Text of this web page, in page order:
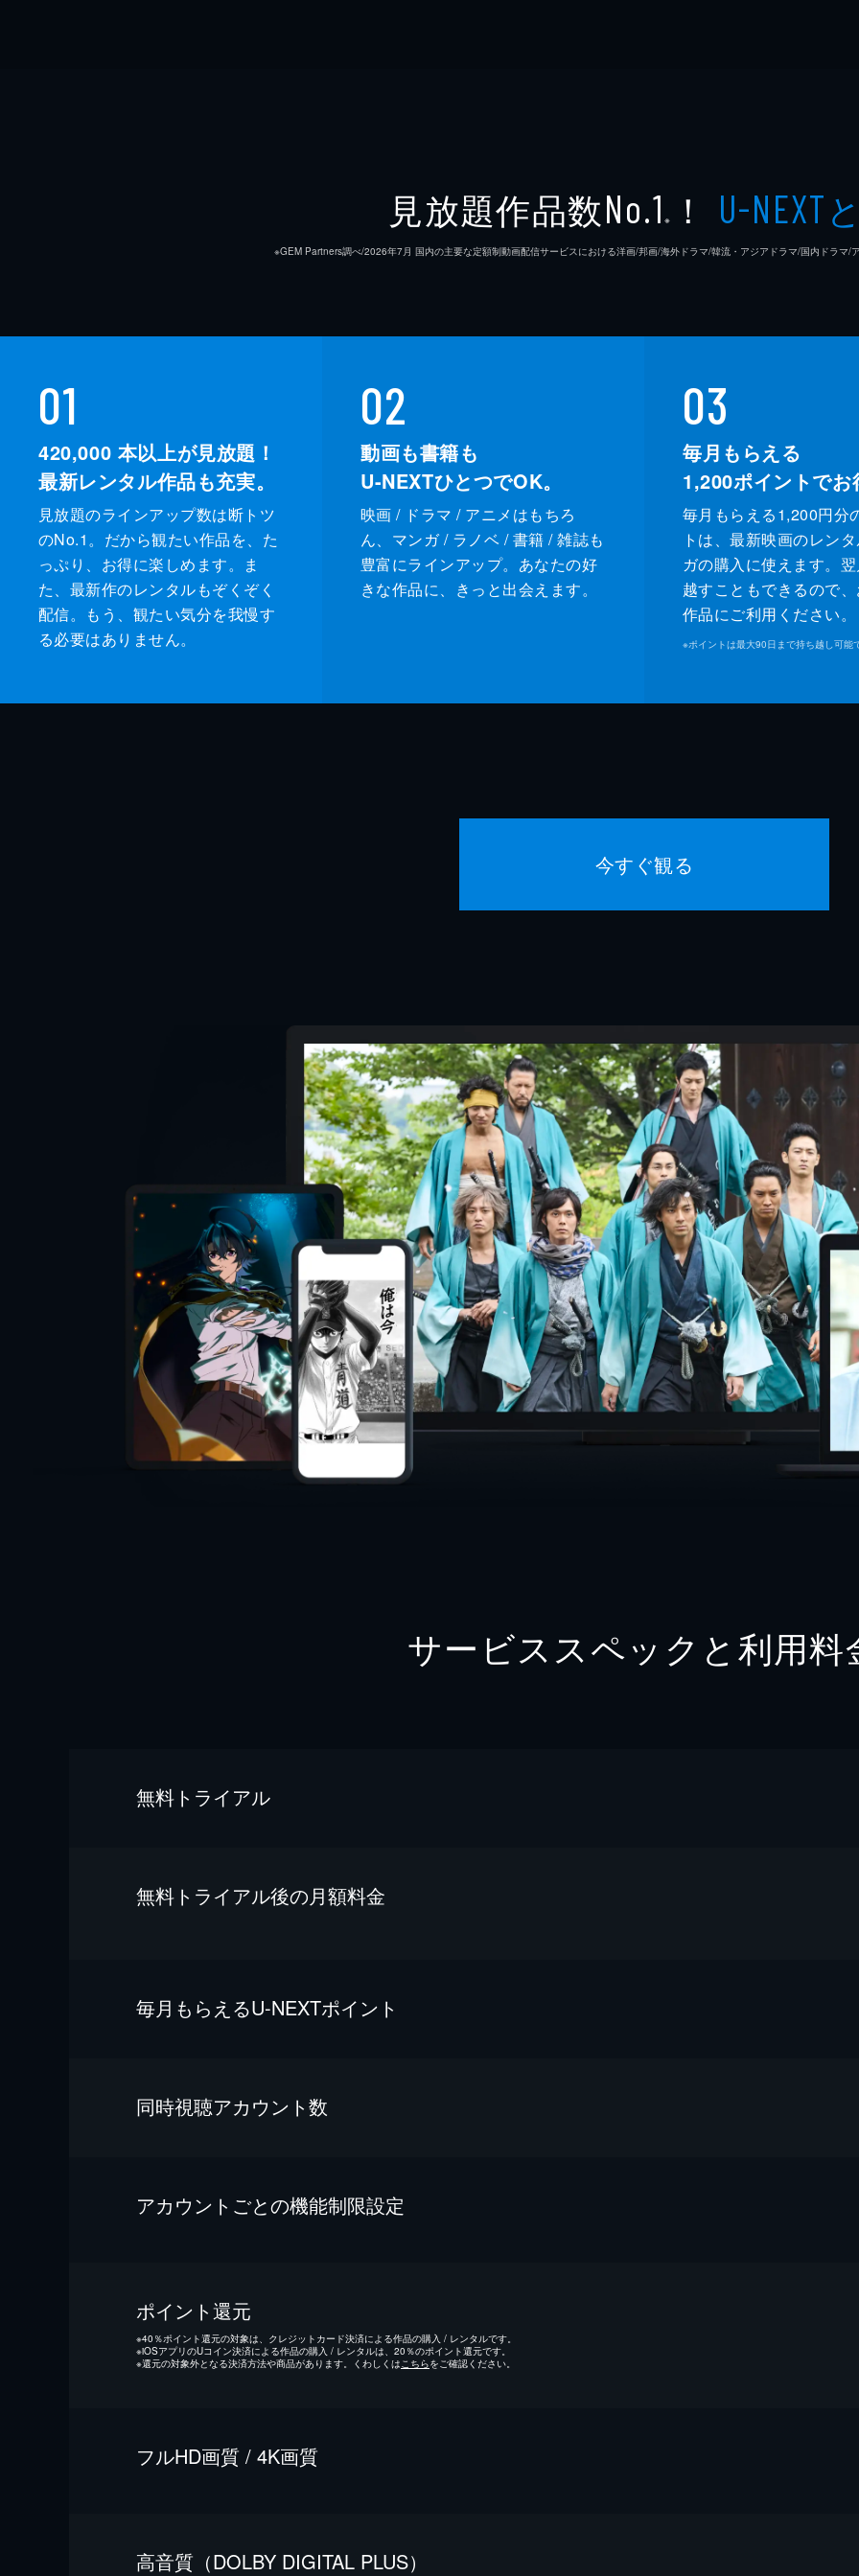
見放題作品数No.1 ※ ！ U-NEXT
※GEM Partners調べ/2026年7⽉ 国内の主要な定額制動画配信サービスにおける洋画/邦画/海外ドラマ/韓流・アジアドラマ/国内ドラマ/
01
420,000 本以上が見放題！
最新レンタル作品も充実。
見放題のラインアップ数は断トツ
のNo.1。だから観たい作品を、た
っぷり、お得に楽しめます。ま
た、最新作のレンタルもぞくぞく
配信。もう、観たい気分を我慢す
る必要はありません。
02
動画も書籍も
U-NEXTひとつでOK。
映画 / ドラマ / アニメはもちろ
ん、マンガ / ラノベ / 書籍 / 雑誌も
豊富にラインアップ。あなたの好
きな作品に、きっと出会えます。
03
毎月もらえる
1,200ポイントでお
毎月もらえる1,200円分
トは、最新映画のレン
ガの購入に使えます。
越すこともできるので
作品にご利用ください。
※ポイントは最大90日まで持ち越し可能
今すぐ観る
サービススペックと利用料
無料トライアル
無料トライアル後の⽉額料金
毎⽉もらえるU-NEXTポイント
同時視聴アカウント数
アカウントごとの機能制限設定
ポイント還元
※40％ポイント還元の対象は、クレジットカード決済による作品の購入 / レンタルです。
※iOSアプリのUコイン決済による作品の購入 / レンタルは、20％のポイント還元です。
※還元の対象外となる決済方法や商品があります。くわしくは こちらをご確認ください。
フルHD画質 / 4K画質
⾼⾳質（DOLBY DIGITAL PLUS）